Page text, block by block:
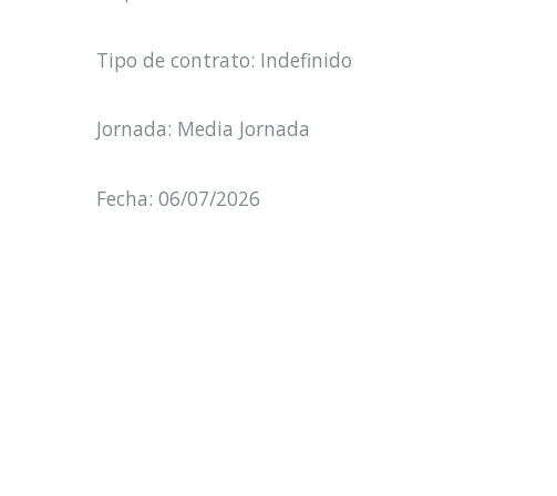
Tipo de contrato: Indefinido
Jornada: Media Jornada
Fecha: 06/07/2026